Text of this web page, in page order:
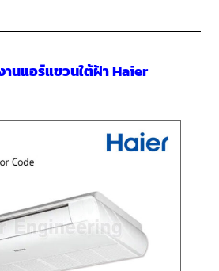
านแอร์แขวนใต้ฝ้า Haier